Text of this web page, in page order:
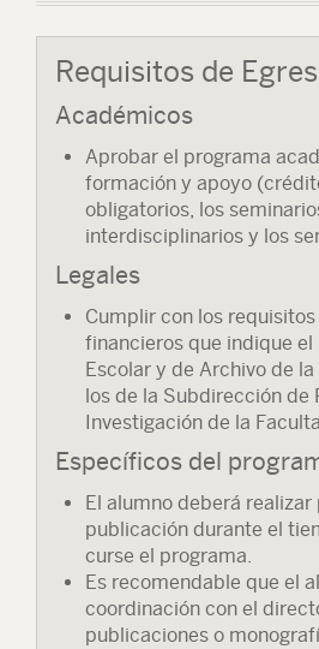
Requisitos de
Académicos
Aprobar el programa
formación y apoyo
obligatorios, los
interdisciplinarios y los
Legales
Cumplir con los
financieros que indique
Escolar y de Archivo de
los de la Subdirección de
Investigación de la
Específicos del
El alumno deberá realizar
publicación durante el
curse el programa.
Es recomendable que el
coordinación con el
publicaciones o